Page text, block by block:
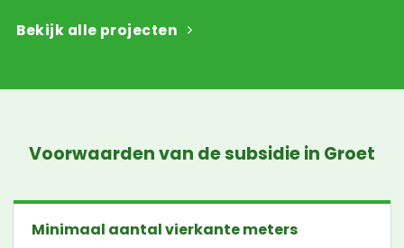
Bekijk alle projecten
Voorwaarden van de subsidie in Groet
Minimaal aantal vierkante meters